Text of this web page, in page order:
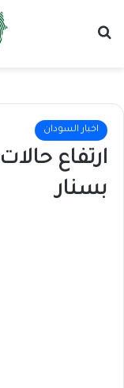
اخبار السودان
ارتفاع
بسنار